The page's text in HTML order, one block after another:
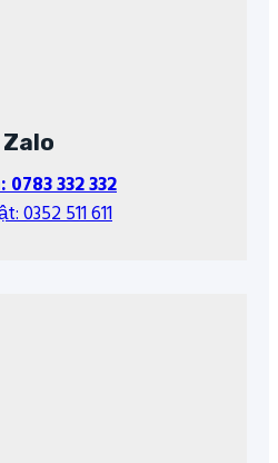
Zalo
332 332
0352 511 611